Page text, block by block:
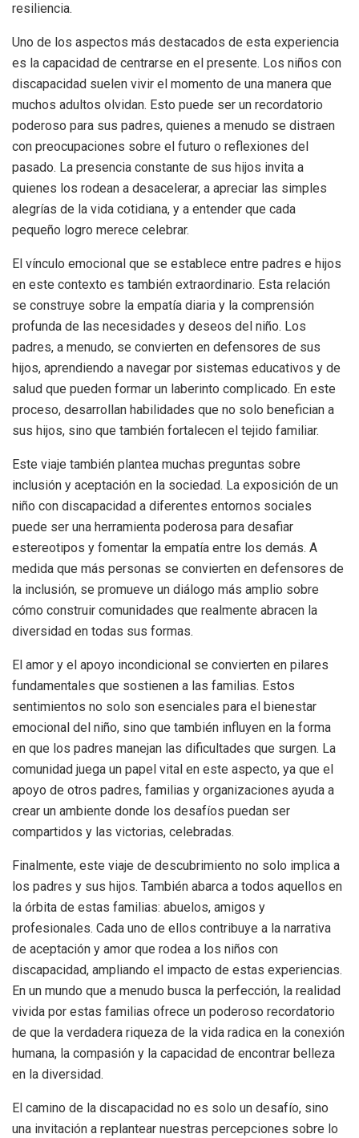
resiliencia.
Uno de los aspectos más destacados de esta experiencia
es la capacidad de centrarse en el presente. Los niños con
discapacidad suelen vivir el momento de una manera que
muchos adultos olvidan. Esto puede ser un recordatorio
poderoso para sus padres, quienes a menudo se distraen
con preocupaciones sobre el futuro o reflexiones del
pasado. La presencia constante de sus hijos invita a
quienes los rodean a desacelerar, a apreciar las simples
alegrías de la vida cotidiana, y a entender que cada
pequeño logro merece celebrar.
El vínculo emocional que se establece entre padres e hijos
en este contexto es también extraordinario. Esta relación
se construye sobre la empatía diaria y la comprensión
profunda de las necesidades y deseos del niño. Los
padres, a menudo, se convierten en defensores de sus
hijos, aprendiendo a navegar por sistemas educativos y de
salud que pueden formar un laberinto complicado. En este
proceso, desarrollan habilidades que no solo benefician a
sus hijos, sino que también fortalecen el tejido familiar.
Este viaje también plantea muchas preguntas sobre
inclusión y aceptación en la sociedad. La exposición de un
niño con discapacidad a diferentes entornos sociales
puede ser una herramienta poderosa para desafiar
estereotipos y fomentar la empatía entre los demás. A
medida que más personas se convierten en defensores de
la inclusión, se promueve un diálogo más amplio sobre
cómo construir comunidades que realmente abracen la
diversidad en todas sus formas.
El amor y el apoyo incondicional se convierten en pilares
fundamentales que sostienen a las familias. Estos
sentimientos no solo son esenciales para el bienestar
emocional del niño, sino que también influyen en la forma
en que los padres manejan las dificultades que surgen. La
comunidad juega un papel vital en este aspecto, ya que el
apoyo de otros padres, familias y organizaciones ayuda a
crear un ambiente donde los desafíos puedan ser
compartidos y las victorias, celebradas.
Finalmente, este viaje de descubrimiento no solo implica a
los padres y sus hijos. También abarca a todos aquellos en
la órbita de estas familias: abuelos, amigos y
profesionales. Cada uno de ellos contribuye a la narrativa
de aceptación y amor que rodea a los niños con
discapacidad, ampliando el impacto de estas experiencias.
En un mundo que a menudo busca la perfección, la realidad
vivida por estas familias ofrece un poderoso recordatorio
de que la verdadera riqueza de la vida radica en la conexión
humana, la compasión y la capacidad de encontrar belleza
en la diversidad.
El camino de la discapacidad no es solo un desafío, sino
una invitación a replantear nuestras percepciones sobre lo